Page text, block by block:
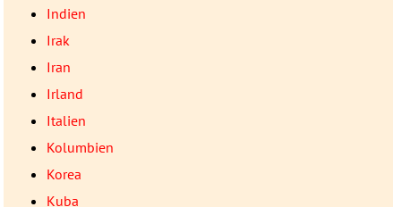
Indien
Irak
Iran
Irland
Italien
Kolumbien
Korea
Kuba